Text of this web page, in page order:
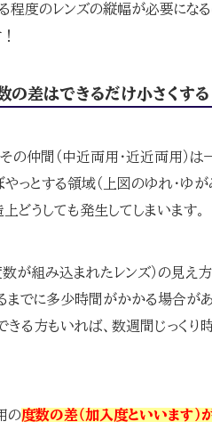
程度のレンズの縦幅が必要にな
の差はできるだけ小さくする
の仲間（中近両用・近近両用）
っとする領域（上図のゆれ・ゆ
どうしても発生してしまいます。
が組み込まれたレンズ）の見え
でに多少時間がかかる場合があ
きる方もいれば、数週間じっく
の度数の差（加入度といいます）